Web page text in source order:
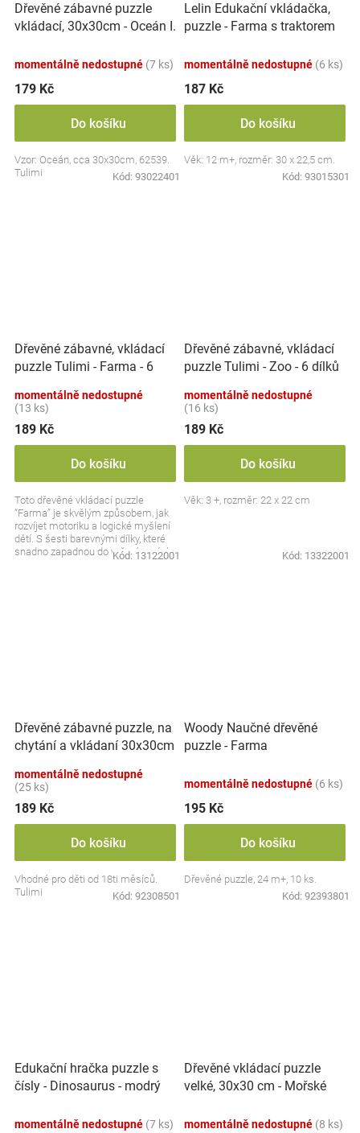
Dřevěné zábavné puzzle
vkládací, 30x30cm - Oceán I.
momentálně nedostupné (7 ks)
179 Kč
Do košíku
Vzor: Oceán, cca 30x30cm, 62539.
Tulimi
Kód: 93022401
Lelin Edukační vkládačka,
puzzle - Farma s traktorem
momentálně nedostupné (6 ks)
187 Kč
Do košíku
Věk: 12 m+, rozměr: 30 x 22,5 cm.
Kód: 93015301
Dřevěné zábavné, vkládací
puzzle Tulimi - Farma - 6
momentálně nedostupné
(13 ks)
189 Kč
Do košíku
Toto dřevěné vkládací puzzle
“Farma” je skvělým způsobem, jak
rozvíjet motoriku a logické myšlení
dětí. S šesti barevnými dílky, které
snadno zapadnou do vyřezávaných
Kód: 13122001
Dřevěné zábavné, vkládací
puzzle Tulimi - Zoo - 6 dílků
momentálně nedostupné
(16 ks)
189 Kč
Do košíku
Věk: 3 +, rozměr: 22 x 22 cm
Kód: 13322001
Dřevěné zábavné puzzle, na
chytání a vkládaní 30x30cm
momentálně nedostupné
(25 ks)
189 Kč
Do košíku
Vhodné pro děti od 18ti měsíců.
Tulimi
Kód: 92308501
Woody Naučné dřevěné
puzzle - Farma
momentálně nedostupné (6 ks)
195 Kč
Do košíku
Dřevěné puzzle, 24 m+, 10 ks.
Kód: 92393801
Edukační hračka puzzle s
čísly - Dinosaurus - modrý
momentálně nedostupné (7 ks)
Dřevěné vkládací puzzle
velké, 30x30 cm - Mořské
momentálně nedostupné (8 ks)